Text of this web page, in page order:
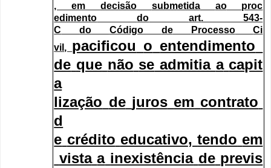
,em decisão submetida ao
proc
edimento
do art. 543-
C
do Código de Processo
Ci
vil , pacificou o entendimento
de que não se admitia a capit
a
lização de juros em contrato
d
e crédito educativo,tendo em
vista a inexistência de previs